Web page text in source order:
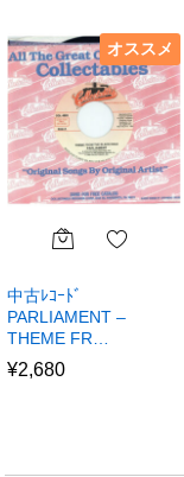
オススメ
中古ﾚｺｰﾄﾞ
PARLIAMENT –
THEME FR…
¥2,680